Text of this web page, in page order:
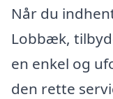
Når du
Lobbæk,
en enkel og
den rette